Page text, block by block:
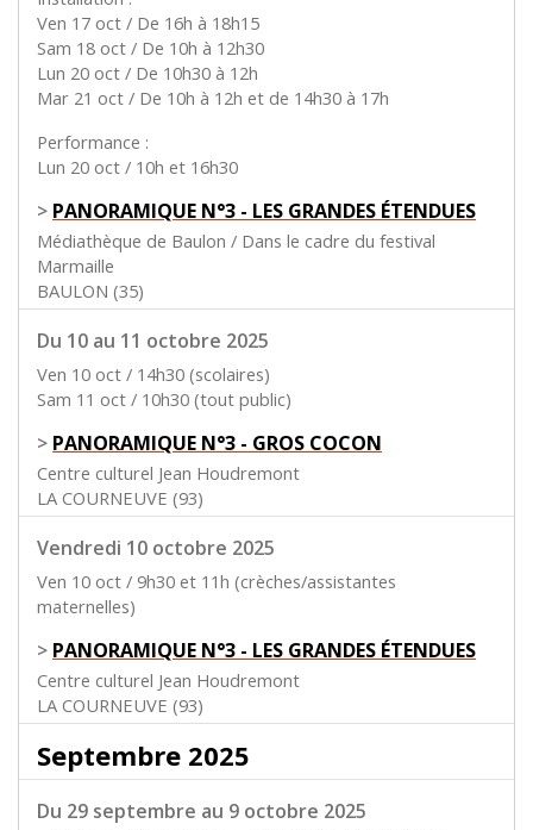
Ven 17 oct / De 16h à 18h15
Sam 18 oct / De 10h à 12h30
Lun 20 oct / De 10h30 à 12h
Mar 21 oct / De 10h à 12h et de 14h30 à 17h
Performance :
Lun 20 oct / 10h et 16h30
> PANORAMIQUE N°3 - LES GRANDES ÉTENDUES
Médiathèque de Baulon / Dans le cadre du festival
Marmaille
BAULON (35)
Du 10 au 11 octobre 2025
Ven 10 oct / 14h30 (scolaires)
Sam 11 oct / 10h30 (tout public)
> PANORAMIQUE N°3 - GROS COCON
Centre culturel Jean Houdremont
LA COURNEUVE (93)
Vendredi 10 octobre 2025
Ven 10 oct / 9h30 et 11h (crèches/assistantes
maternelles)
> PANORAMIQUE N°3 - LES GRANDES ÉTENDUES
Centre culturel Jean Houdremont
LA COURNEUVE (93)
Septembre 2025
Du 29 septembre au 9 octobre 2025